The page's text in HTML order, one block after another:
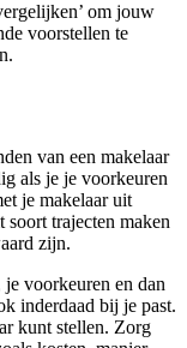
om jouw
voorstellen te
van een makelaar
als je je voorkeuren
je makelaar uit
trajecten maken
zijn.
je voorkeuren en dan
inderdaad bij je past.
kunt stellen. Zorg